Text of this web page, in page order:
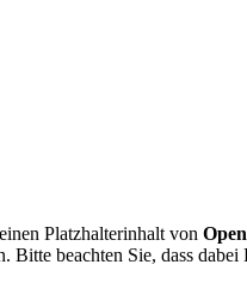
Platzhalterinhalt von
Bitte beachten Sie, dass